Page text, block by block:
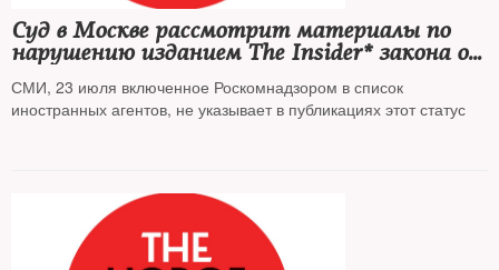
Суд в Москве рассмотрит материалы по
нарушению изданием The Insider* закона об
иноагентах
СМИ, 23 июля включенное Роскомнадзором в список
иностранных агентов, не указывает в публикациях этот статус